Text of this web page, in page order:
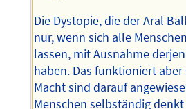
Die Dystopie, die der Aral
nur, wenn sich alle
lassen, mit Ausnahme
haben. Das funktioniert
Macht sind darauf
Menschen selbständig